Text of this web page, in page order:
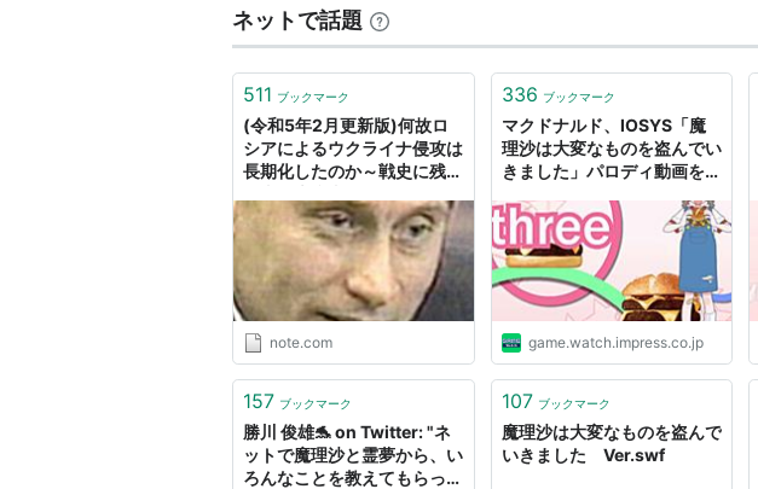
ネットで話題
511 ブックマーク
(令和5年2月更新版)何故ロ
シアによるウクライナ侵攻は
長期化したのか～戦史に残る
´・⊿・`日本怪文書開発機構
(CV.ゆっくり魔理沙
(Softalk:女性2))
note.com
336 ブックマーク
マクドナルド、IOSYS「魔
理沙は大変なものを盗んでい
きました」パロディ動画を公
さん本人登場
game.watch.impress.co.jp
157 ブックマーク
勝川 俊雄🐬 on Twitter: "ネ
ットで魔理沙と霊夢から、い
ろんなことを教えてもらって
107 ブックマーク
魔理沙は大変なものを盗んで
いきました Ver.swf